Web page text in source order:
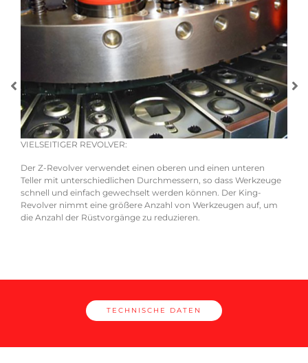
VIELSEITIGER REVOLVER:
Der Z-Revolver verwendet einen oberen und einen unteren
Teller mit unterschiedlichen Durchmessern, so dass Werkzeuge
schnell und einfach gewechselt werden können. Der King-
Revolver nimmt eine größere Anzahl von Werkzeugen auf, um
die Anzahl der Rüstvorgänge zu reduzieren.
TECHNISCHE DATEN